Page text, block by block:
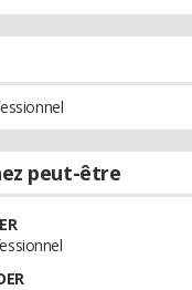
peut-être